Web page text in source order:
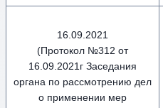
16.09.2021
(Протокол №312 от
16.09.2021г Заседания
органа по рассмотрению дел
о применении мер